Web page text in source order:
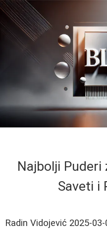
Najbolji Puderi
Saveti i
Radin Vidojević 2025-